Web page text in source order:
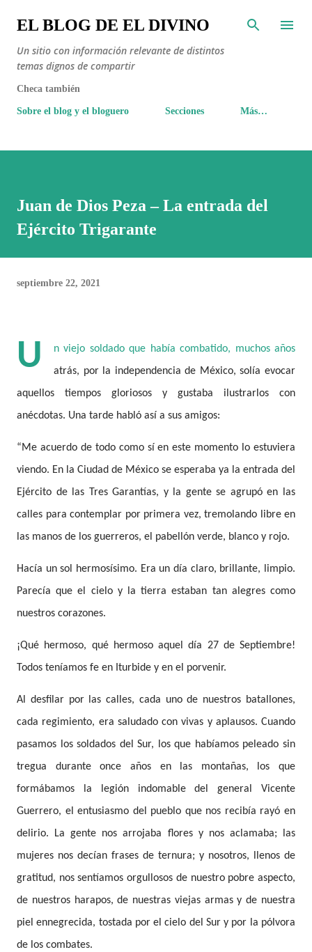
Ir al contenido principal
EL BLOG DE EL DIVINO
Un sitio con información relevante de distintos
temas dignos de compartir
Checa también
Sobre el blog y el bloguero Secciones Más…
Juan de Dios Peza – La entrada del
Ejército Trigarante
septiembre 22, 2021
U
n viejo soldado que había combatido, muchos años
atrás, por la independencia de México, solía evocar
aquellos tiempos gloriosos y gustaba ilustrarlos con
anécdotas. Una tarde habló así a sus amigos:
“Me acuerdo de todo como sí en este momento lo estuviera
viendo. En la Ciudad de México se esperaba ya la entrada del
Ejército de las Tres Garantías, y la gente se agrupó en las
calles para contemplar por primera vez, tremolando libre en
las manos de los guerreros, el pabellón verde, blanco y rojo.
Hacía un sol hermosísimo. Era un día claro, brillante, limpio.
Parecía que el cielo y la tierra estaban tan alegres como
nuestros corazones.
¡Qué hermoso, qué hermoso aquel día 27 de Septiembre!
Todos teníamos fe en Iturbide y en el porvenir.
Al desfilar por las calles, cada uno de nuestros batallones,
cada regimiento, era saludado con vivas y aplausos. Cuando
pasamos los soldados del Sur, los que habíamos peleado sin
tregua durante once años en las montañas, los que
formábamos la legión indomable del general Vicente
Guerrero, el entusiasmo del pueblo que nos recibía rayó en
delirio. La gente nos arrojaba flores y nos aclamaba; las
mujeres nos decían frases de ternura; y nosotros, llenos de
gratitud, nos sentíamos orgullosos de nuestro pobre aspecto,
de nuestros harapos, de nuestras viejas armas y de nuestra
piel ennegrecida, tostada por el cielo del Sur y por la pólvora
de los combates.